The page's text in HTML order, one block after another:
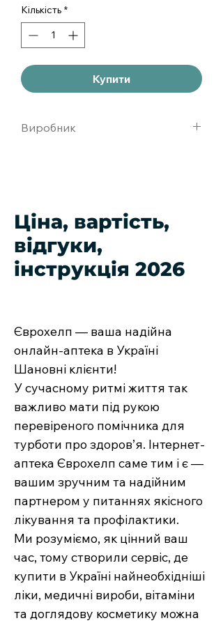
Кількість *
Купити
Виробник
Ціна, вартість,
відгуки,
інструкція 2026
Єврохелп — ваша надійна
онлайн-аптека в Україні
Шановні клієнти!
У сучасному ритмі життя так
важливо мати під рукою
перевіреного помічника для
турботи про здоров’я. Інтернет-
аптека Єврохелп саме тим і є —
вашим зручним та надійним
партнером у питаннях якісного
лікування та профілактики.
Ми розуміємо, як цінний ваш
час, тому створили сервіс, де
купити в Україні найнеобхідніші
ліки, медичні вироби, вітаміни
та доглядову косметику можна